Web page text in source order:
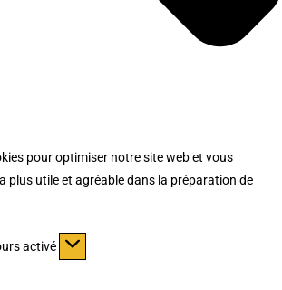
pour optimiser notre site web et vous
plus utile et agréable dans la préparation de
activé